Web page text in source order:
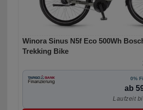
Winora Sinus N5f Eco 500Wh
Trekking Bike
0%
ab
Laufzeit